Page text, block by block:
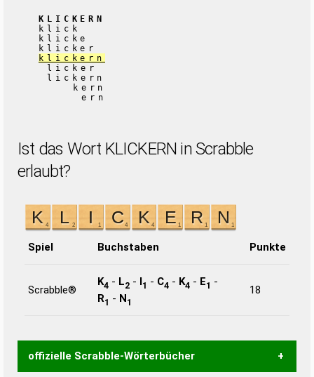
KLICKERN
klick
klicke
klicker
klickern
licker
lickern
kern
ern
Ist das Wort KLICKERN in Scrabble
erlaubt?
Spiel Buchstaben Punkte
Scrabble®
K4 - L2 - I1 - C4 - K4 - E1 -
R1 - N1
18
offizielle Scrabble-Wörterbücher